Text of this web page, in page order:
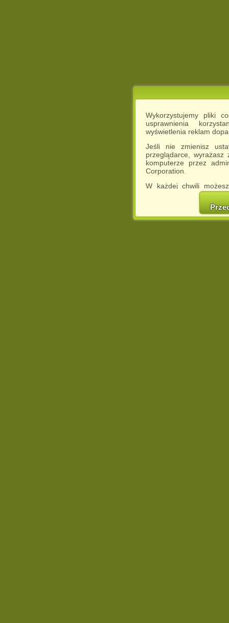
Wykorzystujemy pliki
usprawnienia
wyświetlenia reklam
Jeśli nie zmienisz
przeglądarce,
komputerze przez
Corporation.
W każdej chwili
cookies w swojej
w naszej
http://chomikuj.pl/